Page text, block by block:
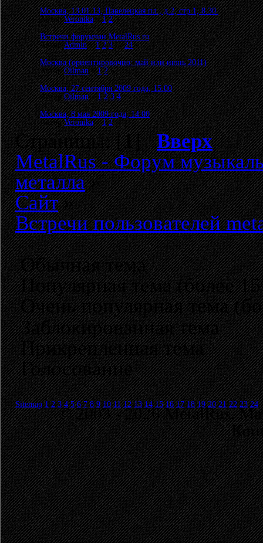
Москва, 13.01.13, Павелецкая пл., д.2, стр.1, 8.30.
АвторVeronika «1 2»
Встречи форумчан MetalRus.ru
АвторAdmin «1 2 3 ...24»
Москва (ориентировочно: май или июнь 2011)
АвторOilman «1 2»
Москва, 27 сентября 2009 года, 15:00
АвторOilman «1 2 3 4»
Москва, 8 мая 2009 года, 14.00
АвторVeronika «1 2»
Страницы: [1]Вверх
MetalRus - Форум
металла»
Сайт»
Встречи пользователей
Обычная тема
Популярная тема (более 15
Очень популярная тема
Заблокированная тема
Прикрепленная тема
Голосование
Sitemap 1 2 3 4 5 6 7 8 9 10 11 12 13 14 15 16 17 18 19 20 21 22 23 24
© 2003 - 2026 MetalRus.